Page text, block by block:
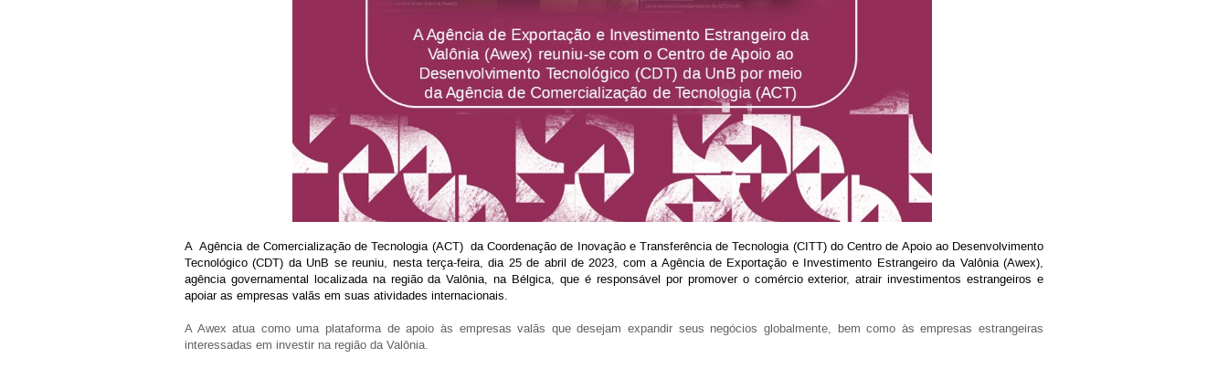
A Agência de Comercialização de Tecnologia (ACT) da Coordenação de Inovação e Transferência de Tecnologia (CITT) do Centro de Apoio ao Desenvolvimento
Tecnológico (CDT) da UnB se reuniu, nesta terça-feira, dia 25 de abril de 2023, com a Agência de Exportação e Investimento Estrangeiro da Valônia (Awex),
agência governamental localizada na região da Valônia, na Bélgica, que é responsável por promover o comércio exterior, atrair investimentos estrangeiros e
apoiar as empresas valãs em suas atividades internacionais.
A Awex atua como uma plataforma de apoio às empresas valãs que desejam expandir seus negócios globalmente, bem como às empresas estrangeiras
interessadas em investir na região da Valônia.